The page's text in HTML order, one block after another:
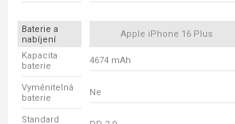
Baterie a
nabíjení
Apple iPhone 16 Plus
Kapacita
baterie
4674 mAh
Vyměnitelná
baterie
Ne
Standard